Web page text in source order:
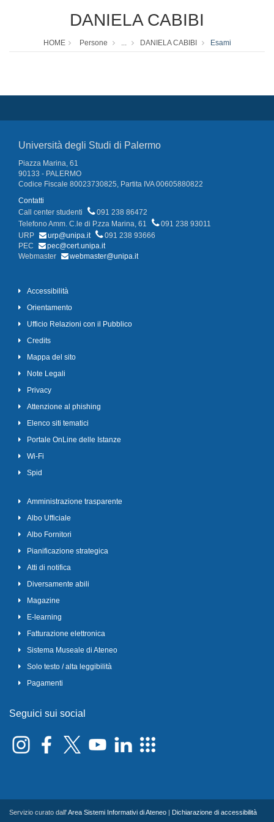
DANIELA CABIBI
HOME Persone ... DANIELA CABIBI Esami
Università degli Studi di Palermo
Piazza Marina, 61
90133 - PALERMO
Codice Fiscale 80023730825, Partita IVA 00605880822
Contatti
Call center studenti
091 238 86472
Telefono Amm. C.le di P.zza Marina, 61
091 238 93011
URP
urp@unipa.it
091 238 93666
PEC
pec@cert.unipa.it
Webmaster
webmaster@unipa.it
Accessibilità
Orientamento
Ufficio Relazioni con il Pubblico
Credits
Mappa del sito
Note Legali
Privacy
Attenzione al phishing
Elenco siti tematici
Portale OnLine delle Istanze
Wi-Fi
Spid
Amministrazione trasparente
Albo Ufficiale
Albo Fornitori
Pianificazione strategica
Atti di notifica
Diversamente abili
Magazine
E-learning
Fatturazione elettronica
Sistema Museale di Ateneo
Solo testo / alta leggibilità
Pagamenti
Seguici sui social
Servizio curato dall'Area Sistemi Informativi di Ateneo Dichiarazione di accessibilità